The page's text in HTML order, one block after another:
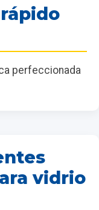
perfeccionada
vidrio